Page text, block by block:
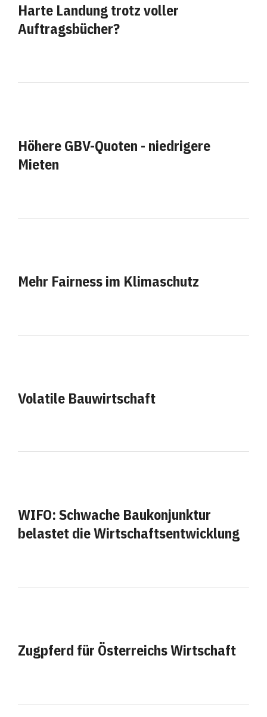
Harte Landung trotz voller
Auftragsbücher?
Höhere GBV-Quoten - niedrigere
Mieten
Mehr Fairness im Klimaschutz
Volatile Bauwirtschaft
WIFO: Schwache Baukonjunktur
belastet die Wirtschaftsentwicklung
Zugpferd für Österreichs Wirtschaft